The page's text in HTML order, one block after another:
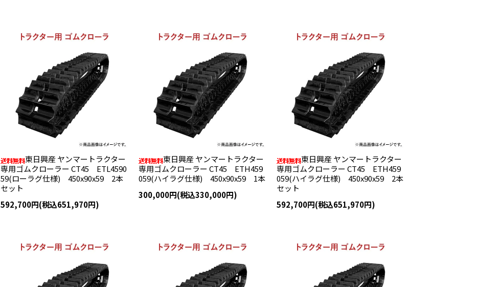
東日興産 ヤンマートラクター
専用ゴムクローラー CT45 ETL4590
59(ローラグ仕様) 450x90x59 2本
セット
592,700円(税込651,970円)
東日興産 ヤンマートラクター
専用ゴムクローラー CT45 ETH459
059(ハイラグ仕様) 450x90x59 1本
300,000円(税込330,000円)
東日興産 ヤンマートラクター
専用ゴムクローラー CT45 ETH459
059(ハイラグ仕様) 450x90x59 2本
セット
592,700円(税込651,970円)